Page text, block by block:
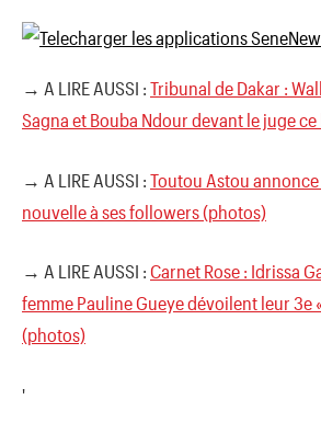
→ A LIRE AUSSI : Tribunal de Dakar :
Sagna et Bouba Ndour devant le juge
→ A LIRE AUSSI : Toutou Astou
nouvelle à ses followers (photos)
→ A LIRE AUSSI : Carnet Rose : Idrissa
femme Pauline Gueye dévoilent leur 3e
(photos)
'